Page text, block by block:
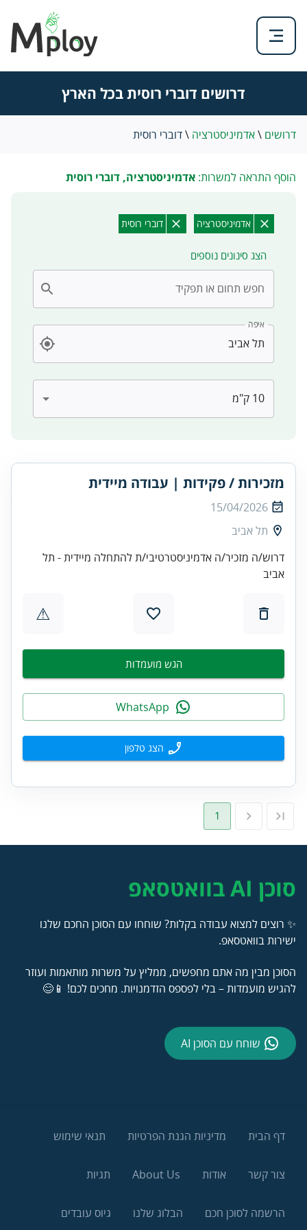
דרושים דוברי רוסית בכל הארץ
דרושים \אדמיניסטרציה \דוברי רוסית
הוסף התראה למשרות: אדמיניסטרציה, דוברי רוסית
אדמיניסטרציה דוברי רוסית
הצג סינונים נוספים
חפש תחום או תפקיד
איפה
מזכירות / פקידות | עבודה מיידית
15/04/2026
תל אביב
דרוש/ה מזכיר/ה אדמיניסטרטיבי/ת להתחלה מיידית - תל
אביב
⚠
הגש מועמדות
הצג טלפון
1
סוכן AI בוואטסאפ
✨ רוצים למצוא עבודה בקלות? שוחחו עם הסוכן החכם שלנו
ישירות בוואטסאפ.
הסוכן מבין מה אתם מחפשים, ממליץ על משרות מותאמות ועוזר
להגיש מועמדות – בלי לפספס הזדמנויות. מחכים לכם! 📱😊
שוחח עם הסוכן AI
דף הבית מדיניות הגנת הפרטיות תנאי שימוש
צור קשר אודות About Us תגיות
הרשמה לסוכן חכם הבלוג שלנו גיוס עובדים